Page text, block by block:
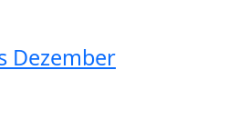
Dezember